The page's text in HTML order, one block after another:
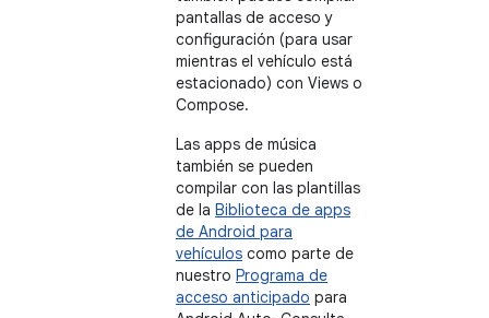
pantallas de acceso y
configuración (para usar
mientras el vehículo está
estacionado) con Views o
Compose.
Las apps de música
también se pueden
compilar con las plantillas
de la Biblioteca de apps
de Android para
vehículos como parte de
nuestro Programa de
acceso anticipado para